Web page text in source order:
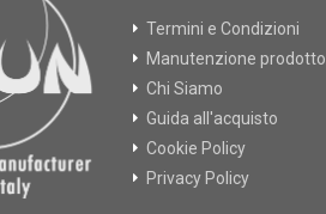
Termini e Condizioni
Manutenzione prodotto
Chi Siamo
Guida all'acquisto
Cookie Policy
Privacy Policy